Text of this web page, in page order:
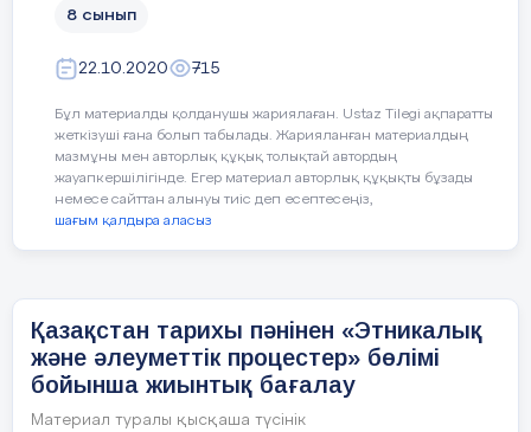
суретті тауып, тиістісін белгіле. (Прочитай
внимательно текст, отметь две картинки
которые соответвуют тексту
Мынау – аула. Аулада ағаштар, гүлдер бар.
Мәтіндегі маңызды ақпараттар бойынша
«Ақыл-ой картасын» құрыңыз.
8 сынып
22.10.2020 715
Бұл материалды қолданушы жариялаған. Ustaz Tilegi ақпаратты
жеткізуші ғана болып табылады. Жарияланған материалдың
мазмұны мен авторлық құқық толықтай автордың
жауапкершілігінде. Егер материал авторлық құқықты бұзады
немесе сайттан алынуы тиіс деп есептесеңіз,
шағым қалдыра аласыз
Қазақстан тарихы пәнінен «Этникалық
және әлеуметтік процестер» бөлімі
бойынша жиынтық бағалау
Материал туралы қысқаша түсінік